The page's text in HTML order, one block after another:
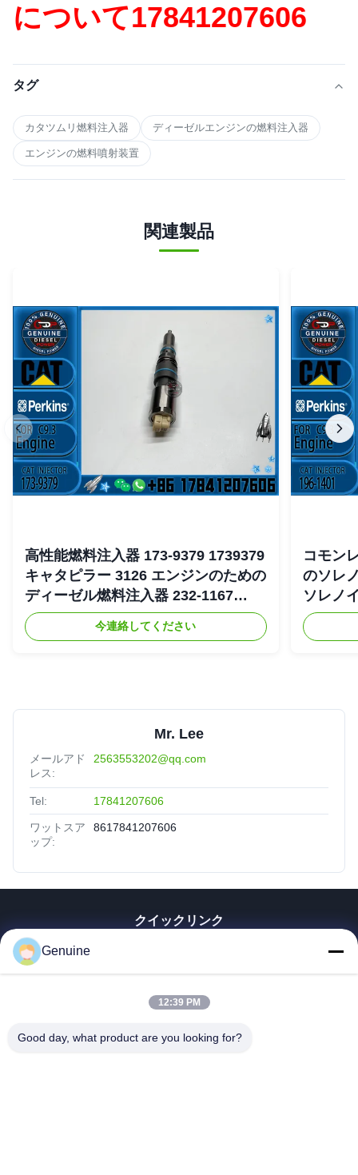
について17841207606
タグ
カタツムリ燃料注入器 ディーゼルエンジンの燃料注入器
エンジンの燃料噴射装置
関連製品
高性能燃料注入器 173-9379 1739379
キャタピラー 3126 エンジンのための
ディーゼル燃料注入器 232-1167
2321167
今連絡してください
コモン
のソレ
ソレノ
4754
Mr. Lee
メールアド
レス:
2563553202@qq.com
Tel: 17841207606
ワットスア
ップ:
8617841207606
クイックリンク
企業情報
品質管理
Genuine
12:39 PM
Good day, what product are you looking for?